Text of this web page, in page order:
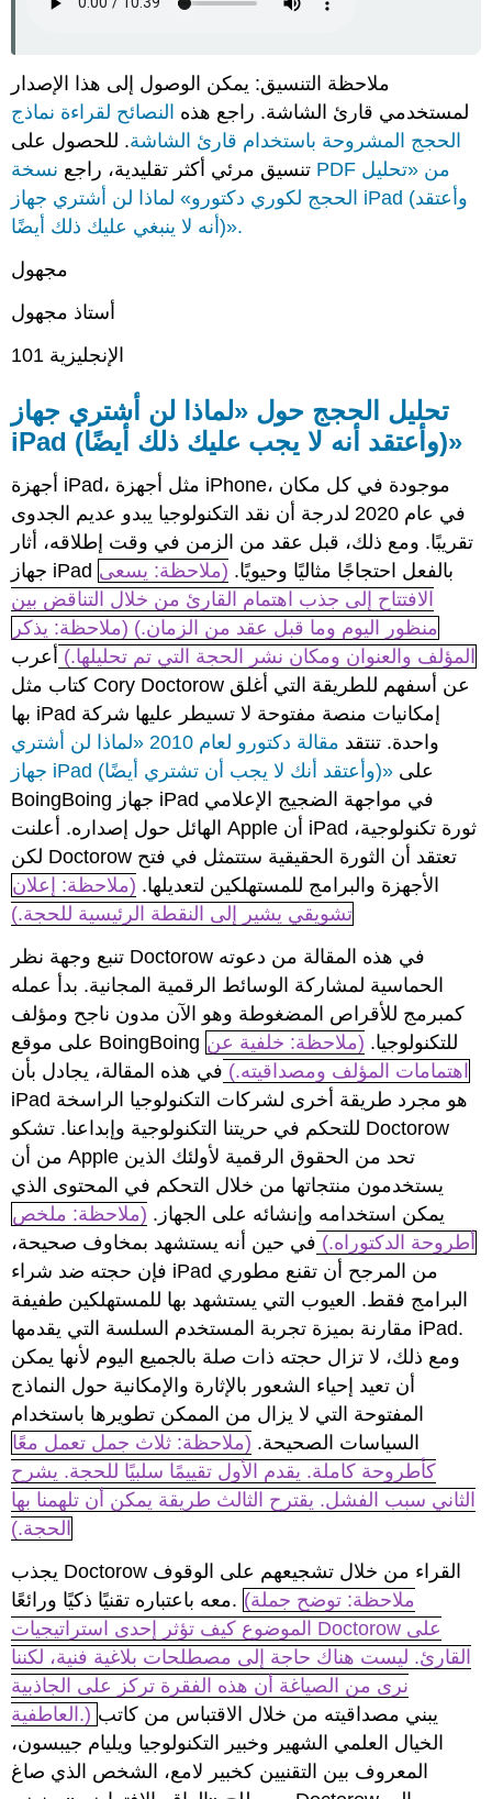
أشتري
أنه
لا
يجب
عليك
ذلك
أيضًا)»
العمل
الإسناد
ملاحظة التنسيق: يمكن الوصول إلى هذا الإصدار
لمستخدمي قارئ الشاشة. راجع هذه النصائح لقراءة نماذج
الحجج المشروحة باستخدام قارئ الشاشة. للحصول على
تنسيق مرئي أكثر تقليدية، راجع نسخة PDF من «تحليل
الحجج لكوري دكتورو» لماذا لن أشتري جهاز iPad (وأعتقد
أنه لا ينبغي عليك ذلك أيضًا)».
مجهول
أستاذ مجهول
الإنجليزية 101
تحليل الحجج حول «لماذا لن أشتري جهاز
iPad (وأعتقد أنه لا يجب عليك ذلك أيضًا)»
أجهزة iPad، مثل أجهزة iPhone، موجودة في كل مكان
في عام 2020 لدرجة أن نقد التكنولوجيا يبدو عديم الجدوى
تقريبًا. ومع ذلك، قبل عقد من الزمن في وقت إطلاقه، أثار
جهاز iPad بالفعل احتجاجًا مثاليًا وحيويًا. (ملاحظة: يسعى
الافتتاح إلى جذب اهتمام القارئ من خلال التناقض بين
منظور اليوم وما قبل عقد من الزمان.) (ملاحظة: يذكر
المؤلف والعنوان ومكان نشر الحجة التي تم تحليلها.)
أعرب
كتاب مثل Cory Doctorow عن أسفهم للطريقة التي أغلق
بها iPad إمكانيات منصة مفتوحة لا تسيطر عليها شركة
واحدة. تنتقد
مقالة دكتورو لعام 2010 «لماذا لن أشتري
جهاز iPad (وأعتقد أنك لا يجب أن تشتري أيضًا)»
BoingBoing جهاز iPad في مواجهة الضجيج الإعلامي
الهائل حول إصداره. أعلنت Apple أن iPad ثورة تكنولوجية،
لكن Doctorow تعتقد أن الثورة الحقيقية ستتمثل في فتح
الأجهزة والبرامج للمستهلكين لتعديلها. (ملاحظة: إعلان
تشويقي يشير إلى النقطة الرئيسية للحجة.)
تنبع وجهة نظر Doctorow في هذه المقالة من دعوته
الحماسية لمشاركة الوسائط الرقمية المجانية. بدأ عمله
كمبرمج للأقراص المضغوطة وهو الآن مدون ناجح ومؤلف
على موقع BoingBoing للتكنولوجيا. (ملاحظة: خلفية عن
اهتمامات المؤلف ومصداقيته.) في هذه المقالة، يجادل بأن
iPad هو مجرد طريقة أخرى لشركات التكنولوجيا الراسخة
للتحكم في حريتنا التكنولوجية وإبداعنا. تشكو Doctorow
من أن Apple تحد من الحقوق الرقمية لأولئك الذين
يستخدمون منتجاتها من خلال التحكم في المحتوى الذي
يمكن استخدامه وإنشائه على الجهاز. (ملاحظة: ملخص
أطروحة الدكتوراه.) في حين أنه يستشهد بمخاوف صحيحة،
فإن حجته ضد شراء iPad من المرجح أن تقنع مطوري
البرامج فقط. العيوب التي يستشهد بها للمستهلكين طفيفة
مقارنة بميزة تجربة المستخدم السلسة التي يقدمها iPad.
ومع ذلك، لا تزال حجته ذات صلة بالجميع اليوم لأنها يمكن
أن تعيد إحياء الشعور بالإثارة والإمكانية حول النماذج
المفتوحة التي لا يزال من الممكن تطويرها باستخدام
السياسات الصحيحة. (ملاحظة: ثلاث جمل تعمل معًا
كأطروحة كاملة. يقدم الأول تقييمًا سلبيًا للحجة. يشرح
الثاني سبب الفشل. يقترح الثالث طريقة يمكن أن تلهمنا بها
الحجة.)
يجذب Doctorow القراء من خلال تشجيعهم على الوقوف
معه باعتباره تقنيًا ذكيًا ورائعًا. (ملاحظة: توضح جملة
الموضوع كيف تؤثر إحدى استراتيجيات Doctorow على
القارئ. ليست هناك حاجة إلى مصطلحات بلاغية فنية، لكننا
نرى من الصياغة أن هذه الفقرة تركز على الجاذبية
العاطفية.) يبني مصداقيته من خلال الاقتباس من كاتب
الخيال العلمي الشهير وخبير التكنولوجيا ويليام جيبسون،
المعروف بين التقنيين كخبير لامع، الشخص الذي صاغ